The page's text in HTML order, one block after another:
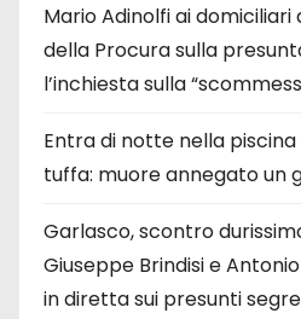
Mario Adinolfi ai domiciliari
della Procura sulla
l’inchiesta sulla
Entra di notte nella
tuffa: muore annegato un
Garlasco, scontro
Giuseppe Brindisi e
in diretta sui presunti